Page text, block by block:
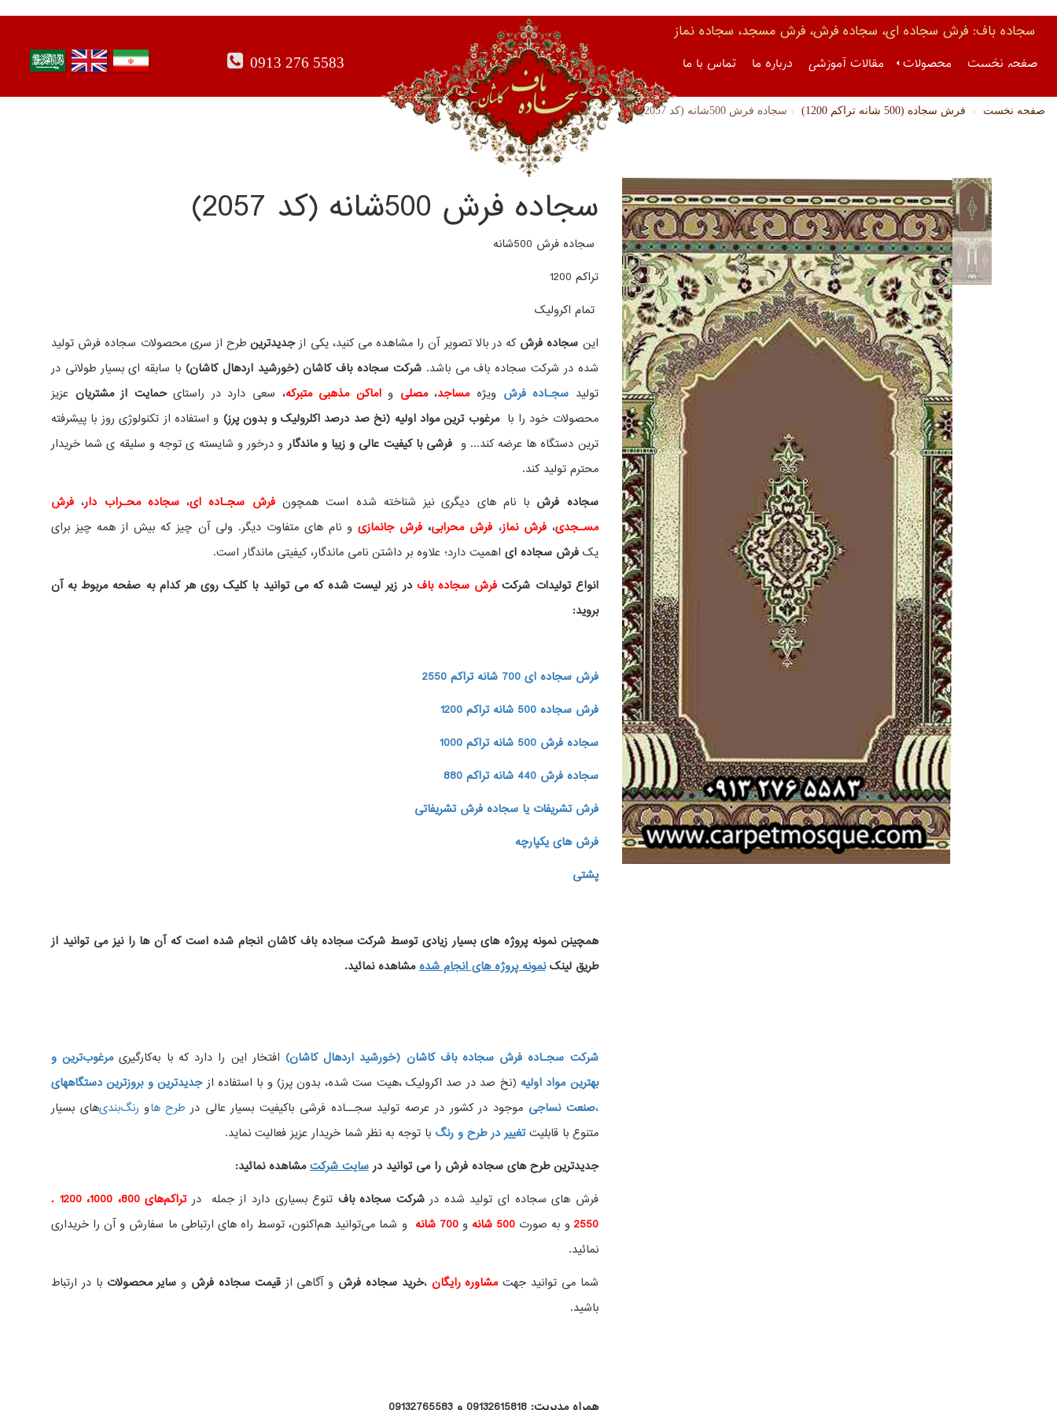
سجاده باف: فرش سجاده ای، سجاده فرش، فرش مسجد، سجاده نماز
صفحه نخست محصولات مقالات آموزشی درباره ما تماس با ما 0913 276 5583
صفحه نخست فرش سجاده (500 شانه تراکم 1200) سجاده فرش 500شانه (کد 2057)
سجاده فرش 500شانه (کد 2057)
سجاده فرش 500شانه
تراکم 1200
تمام اکرولیک
این سجاده فرشکه در بالا تصویر آن را مشاهده می کنید، یکی ازجدیدترینطرح از سری محصولات سجاده فرش تولید
شده در شرکت سجاده باف می باشد.شرکت سجاده باف کاشان (خورشید اردهال کاشان) با سابقه ای بسیار طولانی در
تولید سجـاده فرش ویژهمساجد،مصلی واماکن مذهبی متبرکه، سعی دارد در راستایحمایت از مشتریان عزیز
محصولات خود را بامرغوب ترین مواد اولیه (نخ صد درصد اکلرولیک و بدون پرز) و استفاده از تکنولوژی روز با پیشرفته
ترین دستگاه ها عرضه کند... و فرشی با کیفیت عالی و زیبا و ماندگارو درخور و شایسته ی توجه و سلیقه ی شما خریدار
محترم تولید کند.
سجاده فرش با نام های دیگری نیز شناخته شده است همچونفرش سجـاده ای، سجاده محـراب دار، فرش
مسـجدی،فرش نماز، فرش محرابی، فرش جانمازیو نام های متفاوت دیگر. ولی آن چیز که بیش از همه چیز برای
یکفرش سجاده ای اهمیت دارد؛ علاوه بر داشتن نامی ماندگار، کیفیتی ماندگار است.
انواع تولیدات شرکت فرش سجاده باف در زیر لیست شده که می توانید با کلیک روی هر کدام به صفحه مربوط به آن
بروید:
فرش سجاده ای 700 شانه تراکم 2550
فرش سجاده 500 شانه تراکم 1200
سجاده فرش 500 شانه تراکم 1000
سجاده فرش 440 شانه تراکم 880
فرش تشریفات یا سجاده فرش تشریفاتی
فرش های یکپارچه
پشتی
همچینننمونه پروژه هایبسیار زیادی توسط شرکت سجاده باف کاشان انجام شده است که آن ها را نیز می توانید از
طریق لینکنمونه پروژه های انجام شدهمشاهده نمائید.
شرکت سجـاده فرش سجاده باف کاشان (خورشید اردهال کاشان) افتخار این را دارد که با به‌کارگیریمرغوب‌ترین و
بهترین مواد اولیه (نخ صد در صد اکرولیک ،هیت ست شده، بدون پرز) و با استفاده ازجدیدترین و بروزترین دستگاههای
صنعت نساجی، موجود در کشور در عرصه تولید سجــاده فرشی باکیفیت بسیار عالی در طرح هاو
های بسیار
متنوع با قابلیتتغییر در طرح و رنگ با توجه به نظر شما خریدار عزیز فعالیت نماید.
جدیدترین طرح های سجاده فرش را می توانید درسایت شرکتمشاهده نمائید:
فرش های سجاده ای تولید شده درشرکت سجاده باف تنوع بسیاری دارد از جمله در
تراکم‌های 800، 1000، 1200 .
2550 و به صورت 500 شانه و700 شانه
و شما می‌توانید هم‌اکنون، توسط راه های ارتباطی ما سفارش و آن را خریداری
نمائید.
شما می توانید جهت مشاوره رایگان ،خرید سجاده فرش و آگاهی ازقیمت سجاده فرش و سایر محصولات با در ارتباط
باشید.